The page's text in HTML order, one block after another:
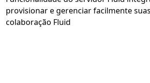
provisionar e gerenciar facilmente
colaboração Fluid